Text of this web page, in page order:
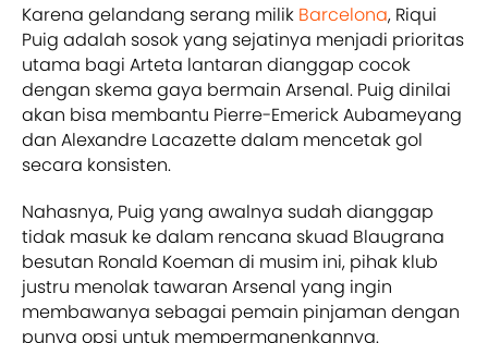
Karena gelandang serang milik Barcelona, Riqui
Puig adalah sosok yang sejatinya menjadi prioritas
utama bagi Arteta lantaran dianggap cocok
dengan skema gaya bermain Arsenal. Puig dinilai
akan bisa membantu Pierre-Emerick Aubameyang
dan Alexandre Lacazette dalam mencetak gol
secara konsisten.
Nahasnya, Puig yang awalnya sudah dianggap
tidak masuk ke dalam rencana skuad Blaugrana
besutan Ronald Koeman di musim ini, pihak klub
justru menolak tawaran Arsenal yang ingin
membawanya sebagai pemain pinjaman dengan
punya opsi untuk mempermanenkannya.